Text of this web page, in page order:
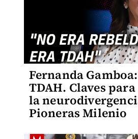
Fernanda
TDAH. Claves
la
Pioneras Milenio